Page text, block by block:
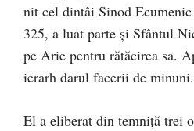
nit cel dintâi Sinod
325, a luat parte şi Sfântul
pe Arie pentru rătăcirea sa.
ierarh darul facerii de minuni.
El a eliberat din temniţă trei